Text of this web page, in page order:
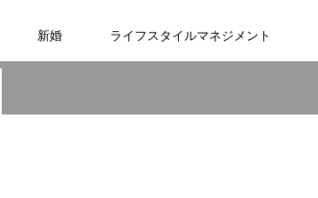
新婚 ライフスタイルマネジメント